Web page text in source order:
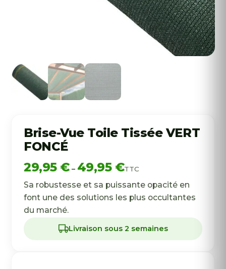
Brise-Vue Toile Tissée VERT
FONCÉ
29,95 €– 49,95 €
Plage
de
prix :
29,95 €
49,95 €
TTC
Sa robustesse et sa puissante opacité en
font une des solutions les plus occultantes
du marché.
Livraison sous 2 semaines